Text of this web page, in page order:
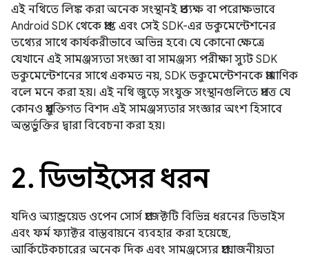
এই নথিতে লিঙ্ক করা অনেক সংস্থানই প্রত্যক্ষ বা পরোক্ষভাবে
Android SDK থেকে প্রাপ্ত এবং সেই SDK-এর ডকুমেন্টেশনের
তথ্যের সাথে কার্যকরীভাবে অভিন্ন হবে৷ যে কোনো ক্ষেত্রে
যেখানে এই সামঞ্জস্যতা সংজ্ঞা বা সামঞ্জস্য পরীক্ষা স্যুট SDK
ডকুমেন্টেশনের সাথে একমত নয়, SDK ডকুমেন্টেশনকে প্রামাণিক
বলে মনে করা হয়। এই নথি জুড়ে সংযুক্ত সংস্থানগুলিতে প্রদত্ত যে
কোনও প্রযুক্তিগত বিশদ এই সামঞ্জস্যতার সংজ্ঞার অংশ হিসাবে
অন্তর্ভুক্তির দ্বারা বিবেচনা করা হয়।
2.ডিভাইসের ধরন
যদিও অ্যান্ড্রয়েড ওপেন সোর্স প্রজেক্টটি বিভিন্ন ধরনের ডিভাইস
এবং ফর্ম ফ্যাক্টর বাস্তবায়নে ব্যবহার করা হয়েছে,
আর্কিটেকচারের অনেক দিক এবং সামঞ্জস্যের প্রয়োজনীয়তা